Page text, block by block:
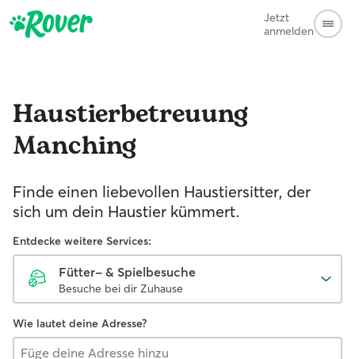
Jetzt
anmelden
Haustierbetreuung
Manching
Finde einen liebevollen Haustiersitter, der
sich um dein Haustier kümmert.
Entdecke weitere Services:
Fütter- & Spielbesuche
Besuche bei dir Zuhause
Wie lautet deine Adresse?